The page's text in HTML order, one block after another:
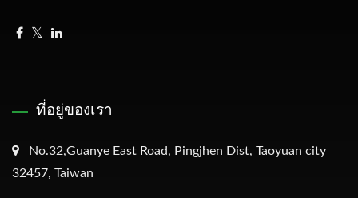
ที่อยู่ของเรา
No.32,Guanye East Road, Pingjhen Dist, Taoyuan city
32457, Taiwan